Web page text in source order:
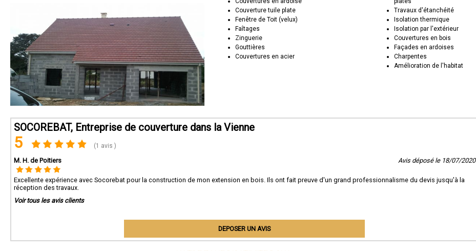
Couverture tuile plate
Fenêtre de Toit (velux)
Faîtages
Zinguerie
Gouttières
Couvertures en acier
Travaux d'étanchéité
Isolation thermique
Isolation par l'extérieur
Couvertures en bois
Façades en ardoises
Charpentes
Amélioration de l'habitat
SOCOREBAT, Entreprise de couverture dans la Vienne
5 (1 avis )
M. H. de Poitiers Avis déposé le 18/07/2020
Excellente expérience avec Socorebat pour la construction de mon extension en bois. Ils ont fait preuve d'un grand professionnalisme du devis jusqu'à la
réception des travaux.
Voir tous les avis clients
DEPOSER UN AVIS